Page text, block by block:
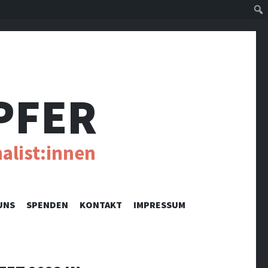
SPENDEN KONTAKT IMPRESSUM